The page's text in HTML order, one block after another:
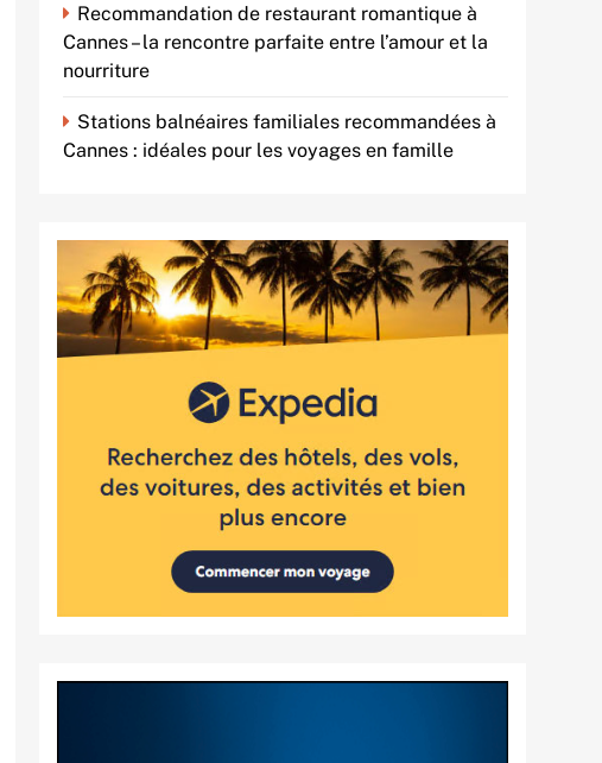
Recommandation de restaurant romantique à
Cannes – la rencontre parfaite entre l’amour et la
nourriture
Stations balnéaires familiales recommandées à
Cannes : idéales pour les voyages en famille